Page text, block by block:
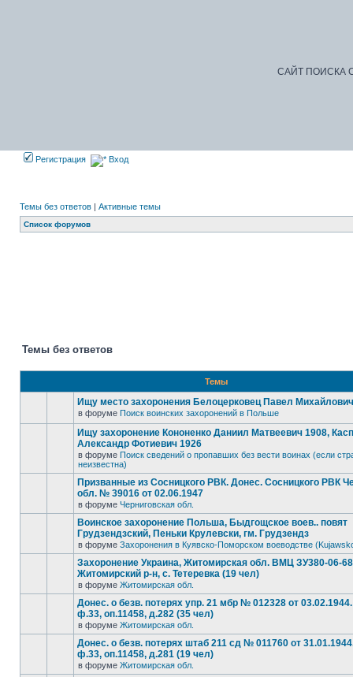
САЙТ ПОИСКА
Регистрация Вход
Темы без ответов | Активные темы
Список форумов
Темы без ответов
Темы
Ищу место захоронения Белоцерковец Павел
в форуме Поиск воинских захоронений в Польше
Ищу захоронение Кононенко Даниил Матвеевич 1908,
Александр Фотиевич 1926
в форуме Поиск сведений о пропавших без вести воинах (если
неизвестна)
Призванные из Сосницкого РВК. Донес. Сосницкого РВК
обл. № 39016 от 02.06.1947
в форуме Черниговская обл.
Воинское захоронение Польша, Быдгощское воев.. повят
Грудзендзский, Пеньки Крулевски, гм. Грудзендз
в форуме Захоронения в Куявско-Поморском воеводстве
Захоронение Украина, Житомирская обл. ВМЦ ЗУ380-06-
Житомирский р-н, с. Тетеревка (19 чел)
в форуме Житомирская обл.
Донес. о безв. потерях упр. 21 мбр № 012328 от
ф.33, оп.11458, д.282 (35 чел)
в форуме Житомирская обл.
Донес. о безв. потерях штаб 211 сд № 011760 от
ф.33, оп.11458, д.281 (19 чел)
в форуме Житомирская обл.